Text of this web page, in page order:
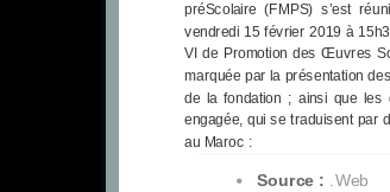
préScolaire (FMPS) s’est
vendredi 15 février 2019 à
VI de Promotion des Œuvres
marquée par la présentation
de la fondation ; ainsi que les
engagée, qui se traduisent par
au Maroc :
Source : .Web